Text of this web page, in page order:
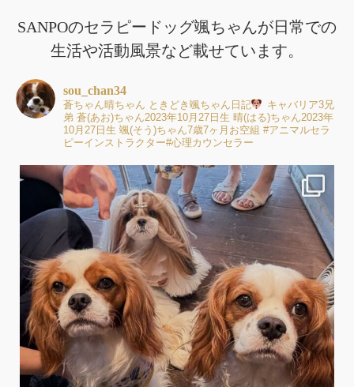
SANPOのセラピードッグ颯ちゃんが日常での
生活や活動風景など載せています。
sou_chan34
蒼ちゃん晴ちゃん ときどき颯ちゃん日記
キャバリア3兄
弟 蒼(あお)ちゃん2023年10月27日生 晴(はる)ちゃん2023年
10月27日生 颯(そう)ちゃん7歳7ヶ月お空組 #アニマルセラ
ピーインストラクター#心理カウンセラー